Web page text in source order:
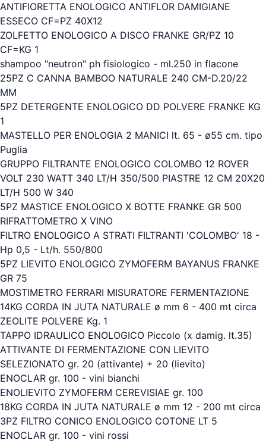
ANTIFIORETTA ENOLOGICO ANTIFLOR DAMIGIANE
ESSECO CF=PZ 40X12
ZOLFETTO ENOLOGICO A DISCO FRANKE GR/PZ 10
CF=KG 1
shampoo "neutron" ph fisiologico - ml.250 in flacone
25PZ C CANNA BAMBOO NATURALE 240 CM-D.20/22
MM
5PZ DETERGENTE ENOLOGICO DD POLVERE FRANKE KG
1
MASTELLO PER ENOLOGIA 2 MANICI lt. 65 - ø55 cm. tipo
Puglia
GRUPPO FILTRANTE ENOLOGICO COLOMBO 12 ROVER
VOLT 230 WATT 340 LT/H 350/500 PIASTRE 12 CM 20X20
LT/H 500 W 340
5PZ MASTICE ENOLOGICO X BOTTE FRANKE GR 500
RIFRATTOMETRO X VINO
FILTRO ENOLOGICO A STRATI FILTRANTI 'COLOMBO' 18 -
Hp 0,5 - Lt/h. 550/800
5PZ LIEVITO ENOLOGICO ZYMOFERM BAYANUS FRANKE
GR 75
MOSTIMETRO FERRARI MISURATORE FERMENTAZIONE
14KG CORDA IN JUTA NATURALE ø mm 6 - 400 mt circa
ZEOLITE POLVERE Kg. 1
TAPPO IDRAULICO ENOLOGICO Piccolo (x damig. lt.35)
ATTIVANTE DI FERMENTAZIONE CON LIEVITO
SELEZIONATO gr. 20 (attivante) + 20 (lievito)
ENOCLAR gr. 100 - vini bianchi
ENOLIEVITO ZYMOFERM CEREVISIAE gr. 100
18KG CORDA IN JUTA NATURALE ø mm 12 - 200 mt circa
3PZ FILTRO CONICO ENOLOGICO COTONE LT 5
ENOCLAR gr. 100 - vini rossi